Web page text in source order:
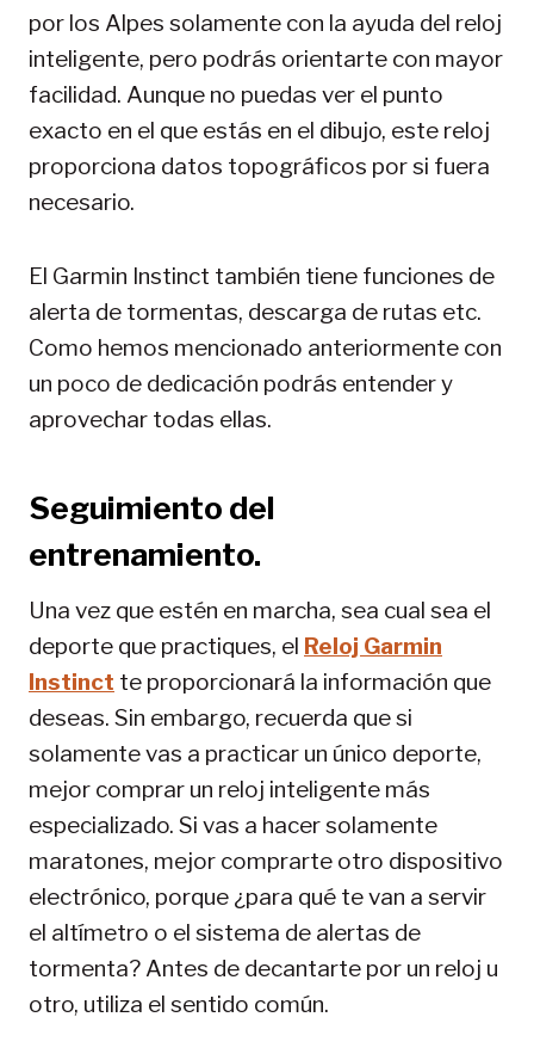
por los Alpes solamente con la ayuda del reloj
inteligente, pero podrás orientarte con mayor
facilidad. Aunque no puedas ver el punto
exacto en el que estás en el dibujo, este reloj
proporciona datos topográficos por si fuera
necesario.
El Garmin Instinct también tiene funciones de
alerta de tormentas, descarga de rutas etc.
Como hemos mencionado anteriormente con
un poco de dedicación podrás entender y
aprovechar todas ellas.
Seguimiento del
entrenamiento.
Una vez que estén en marcha, sea cual sea el
deporte que practiques, el Reloj Garmin
Instinct te proporcionará la información que
deseas. Sin embargo, recuerda que si
solamente vas a practicar un único deporte,
mejor comprar un reloj inteligente más
especializado. Si vas a hacer solamente
maratones, mejor comprarte otro dispositivo
electrónico, porque ¿para qué te van a servir
el altímetro o el sistema de alertas de
tormenta? Antes de decantarte por un reloj u
otro, utiliza el sentido común.